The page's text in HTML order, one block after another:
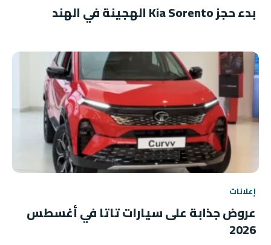
بدء حجز Kia Sorento الهجينة في الهند
إعلانات
عروض جذابة على سيارات تاتا في أغسطس
2026